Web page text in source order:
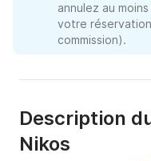
annulez au
votre
commission).
Description
Nikos